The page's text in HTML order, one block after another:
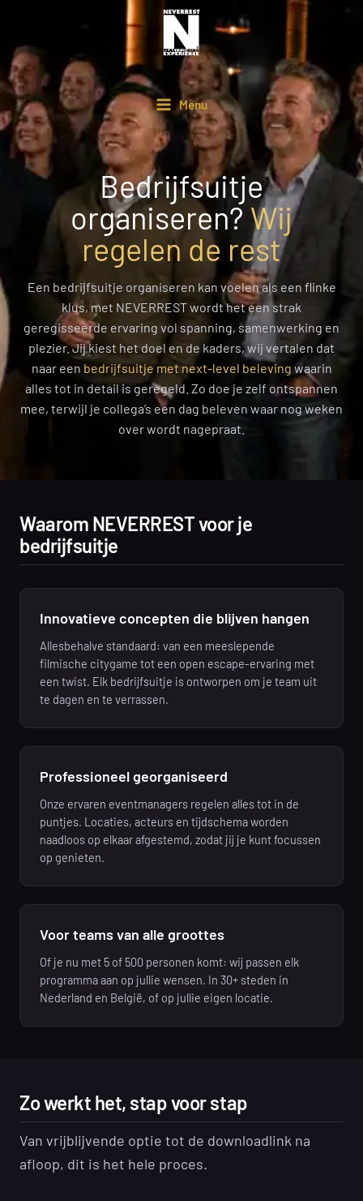
inhoud
Menu
Bedrijfsuitje
organiseren? Wij
regelen de rest
Een bedrijfsuitje organiseren kan voelen als een flinke
klus, met NEVERREST wordt het een strak
geregisseerde ervaring vol spanning, samenwerking en
plezier. Jij kiest het doel en de kaders, wij vertalen dat
naar een bedrijfsuitje met next-level belevingwaarin
alles tot in detail is geregeld. Zo doe je zelf ontspannen
mee, terwijl je collega’s een dag beleven waar nog weken
over wordt nagepraat.
Waarom NEVERREST voor je
bedrijfsuitje
Innovatieve concepten die blijven hangen
Allesbehalve standaard: van een meeslepende
filmische citygame tot een open escape-ervaring met
een twist. Elk bedrijfsuitje is ontworpen om je team uit
te dagen en te verrassen.
Professioneel georganiseerd
Onze ervaren eventmanagers regelen alles tot in de
puntjes. Locaties, acteurs en tijdschema worden
naadloos op elkaar afgestemd, zodat jij je kunt focussen
op genieten.
Voor teams van alle groottes
Of je nu met 5 of 500 personen komt: wij passen elk
programma aan op jullie wensen. In 30+ steden in
Nederland en België, of op jullie eigen locatie.
Zo werkt het, stap voor stap
Van vrijblijvende optie tot de downloadlink na
afloop, dit is het hele proces.